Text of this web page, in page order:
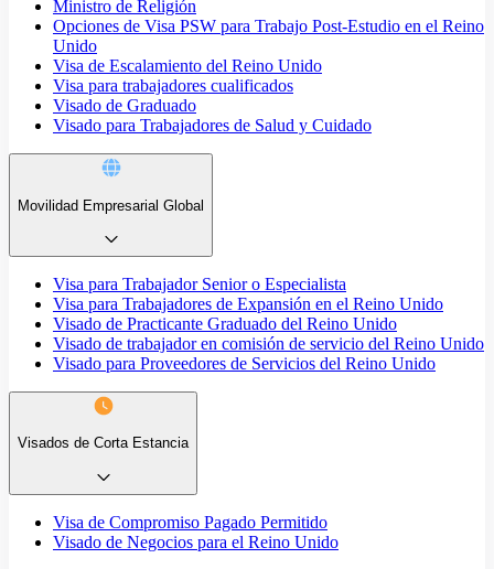
Ministro de Religión
Opciones de Visa PSW para Trabajo Post-Estudio en el Reino
Unido
Visa de Escalamiento del Reino Unido
Visa para trabajadores cualificados
Visado de Graduado
Visado para Trabajadores de Salud y Cuidado
Movilidad Empresarial Global
Visa para Trabajador Senior o Especialista
Visa para Trabajadores de Expansión en el Reino Unido
Visado de Practicante Graduado del Reino Unido
Visado de trabajador en comisión de servicio del Reino Unido
Visado para Proveedores de Servicios del Reino Unido
Visados de Corta Estancia
Visa de Compromiso Pagado Permitido
Visado de Negocios para el Reino Unido